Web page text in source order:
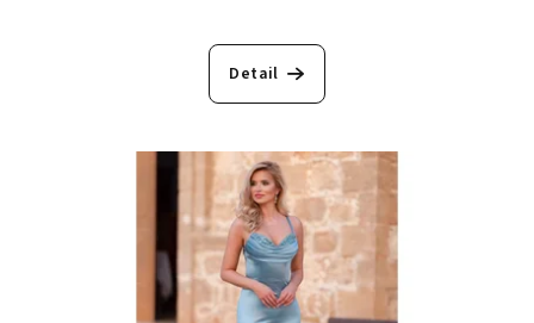
Detail